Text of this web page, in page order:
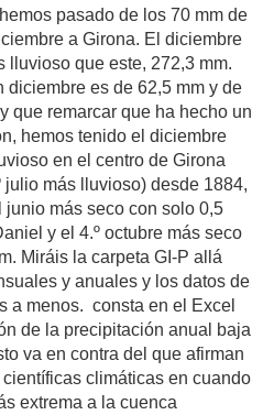
pasado de los 70 mm de
a Girona. El diciembre
lluvioso que este, 272,3 mm.
diciembre es de 62,5 mm y de
que remarcar que ha hecho un
hemos tenido el diciembre
en el centro de Girona
julio más lluvioso) desde 1884,
más seco con solo 0,5
y el 4.º octubre más seco
Miráis la carpeta GI-P allá
y anuales y los datos de
a menos. consta en el Excel
de la precipitación anual baja
va en contra del que afirman
climáticas en cuando
extrema a la cuenca